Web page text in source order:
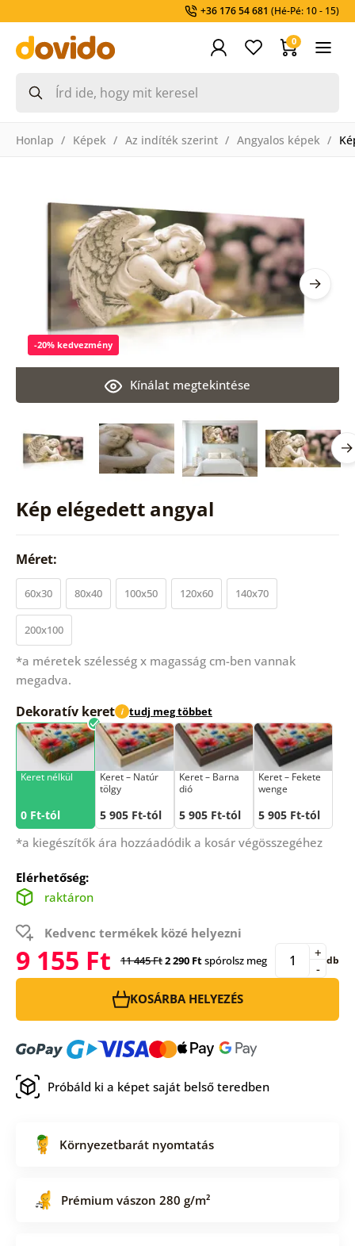
+36 176 54 681 (Hé-Pé: 10 - 15)
0
Honlap Képek Az indíték szerint Angyalos képek
Kép elégedett angyal
Kínálat megtekintése
-20% kedvezmény
Méret:
60x30 80x40 100x50 120x60 140x70
200x100
*a méretek szélesség x magasság cm-ben vannak
megadva.
Dekoratív keret i tudj meg többet
Keret nélkül
0 Ft-tól
Keret – Natúr
tölgy
5 905 Ft-tól
Keret – Barna
dió
5 905 Ft-tól
Keret – Fekete
wenge
5 905 Ft-tól
*a kiegészítők ára hozzáadódik a kosár végösszegéhez
Elérhetőség:
raktáron
Kedvenc termékek közé helyezni
9 155 Ft 11 445 Ft2 290 Ftspórolsz meg -
+ db
KOSÁRBA HELYEZÉS
Próbáld ki a képet saját belső teredben
Környezetbarát nyomtatás
Prémium vászon 280 g/m²